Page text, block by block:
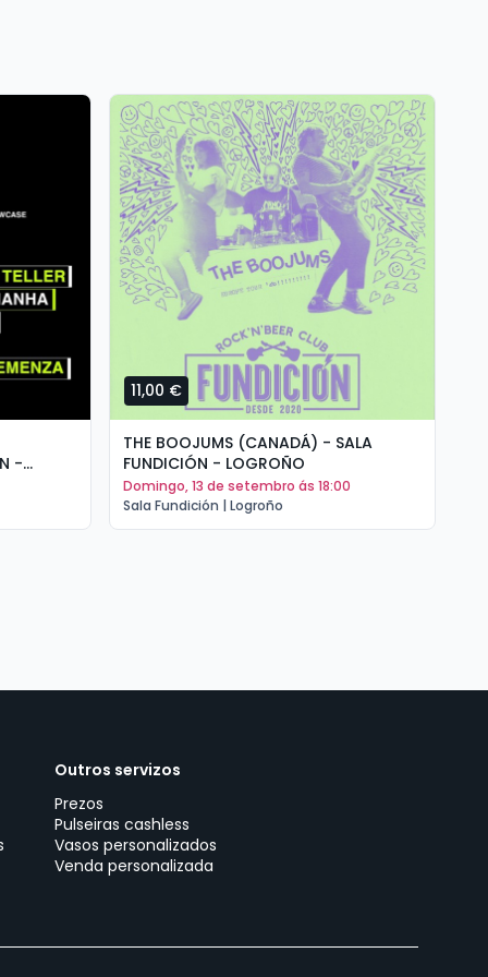
-
11,00 €
THE BOOJUMS (CANADÁ) - SALA
FUNDICIÓN - LOGROÑO
domingo, 13 de setembro ás 18:00
Sala Fundición | Logroño
Outros servizos
Prezos
Pulseiras cashless
Vasos personalizados
Venda personalizada